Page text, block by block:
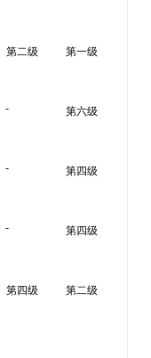
第二级 第一级
- 第六级
- 第四级
- 第四级
第四级 第二级